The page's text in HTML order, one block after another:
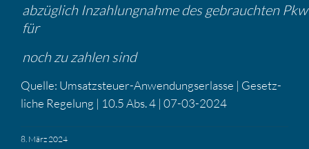
abzüg­lich Inzah­lung­nahme des gebrauchten Pkw
für
noch zu zahlen sind
Quelle: Umsatz­steuer-Anwen­dungs­er­lasse | Gesetz­
liche Regelung | 10.5 Abs. 4 | 07-03-2024
8. März 2024